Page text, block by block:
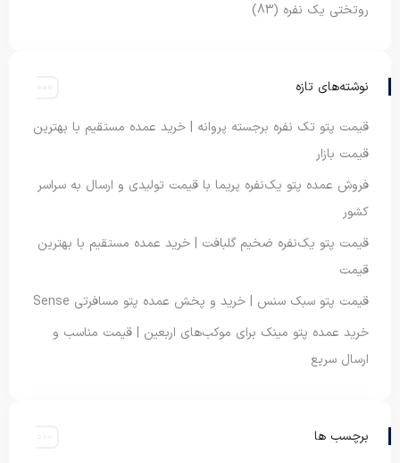
روتختی یک نفره (83)
نوشته‌های تازه
قیمت پتو تک نفره برجسته پروانه | خرید عمده مستقیم با بهترین
قیمت بازار
فروش عمده پتو یک‌نفره پریما با قیمت تولیدی و ارسال به سراسر
کشور
قیمت پتو یک‌نفره ضخیم گلبافت | خرید عمده مستقیم با بهترین
قیمت
قیمت پتو سبک سنس | خرید و پخش عمده پتو مسافرتی Sense
خرید عمده پتو مینک برای موکب‌های اربعین | قیمت مناسب و
ارسال سریع
برچسب ها